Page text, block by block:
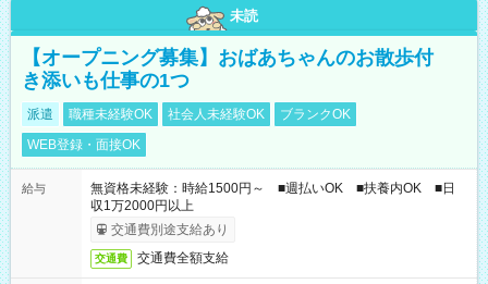
未読
【オープニング募集】おばあちゃんのお散歩付
き添いも仕事の1つ
派遣 職種未経験OK 社会人未経験OK
ブランクOK
WEB登録・面接OK
給与
無資格未経験：時給1500円～ ■週払いOK ■扶養内OK ■日
収1万2000円以上
交通費別途支給あり
交通費 交通費全額支給